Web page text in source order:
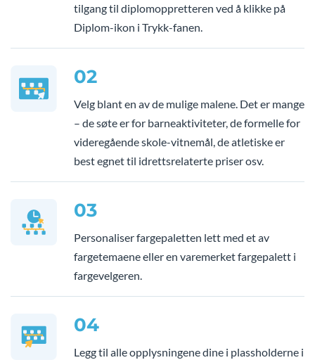
tilgang til diplomoppretteren ved å klikke på
Diplom-ikon i Trykk-fanen.
02
Velg blant en av de mulige malene. Det er mange
– de søte er for barneaktiviteter, de formelle for
videregående skole-vitnemål, de atletiske er
best egnet til idrettsrelaterte priser osv.
03
Personaliser fargepaletten lett med et av
fargetemaene eller en varemerket fargepalett i
fargevelgeren.
04
Legg til alle opplysningene dine i plassholderne i